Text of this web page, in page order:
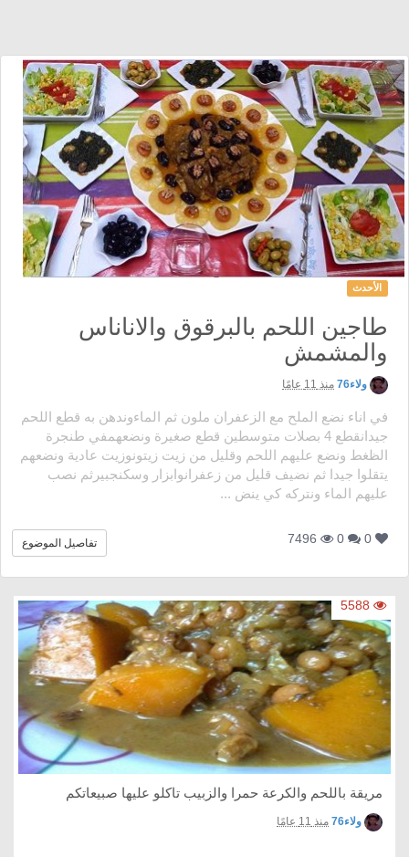
الأحدث
طاجين اللحم بالبرقوق والاناناس
والمشمش
ولاء76 منذ 11 عامًا
في اناء نضع الملح مع الزعفران ملون ثم الماءوندهن به قطع اللحم
جيدانقطع 4 بصلات متوسطين قطع صغيرة ونضعهمفي طنجرة
الظغط ونضع عليهم اللحم وقليل من زيت زيتونوزيت عادية ونضعهم
يتقلوا جيدا ثم نضيف قليل من زعفرانوابزار وسكنجبيرثم نصب
عليهم الماء ونتركه كي ينض ...
0
0
7496 تفاصيل الموضوع
5588
مريقة باللحم والكرعة حمرا والزبيب تاكلو عليها صبيعاتكم
ولاء76 منذ 11 عامًا